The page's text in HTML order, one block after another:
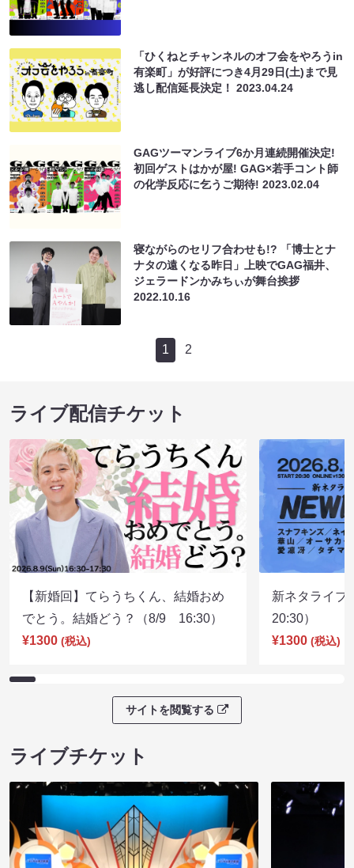
「ひくねとチャンネルのオフ会をやろうin
有楽町」が好評につき4月29日(土)まで見
逃し配信延長決定！2023.04.24
GAGツーマンライブ6か月連続開催決定!
初回ゲストはかが屋! GAG×若手コント師
の化学反応に乞うご期待!2023.02.04
寝ながらのセリフ合わせも!? 「博士とナ
ナタの遠くなる昨日」上映でGAG福井、
ジェラードンかみちぃが舞台挨拶
2022.10.16
1 2
ライブ配信チケット
【新婚回】てらうちくん、結婚おめ
でとう。結婚どう？（8/9 16:30）
¥1300 (税込)
新ネタライ
20:30）
¥1300 (税込)
サイトを閲覧する
ライブチケット